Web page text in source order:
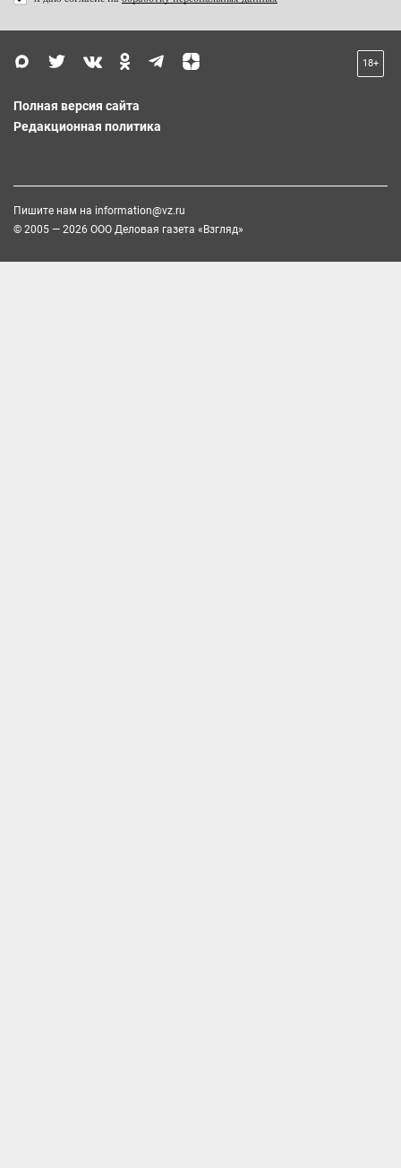
18+
Полная версия сайта
Редакционная политика
Пишите нам на information@vz.ru
© 2005 — 2026 ООО Деловая газета «Взгляд»